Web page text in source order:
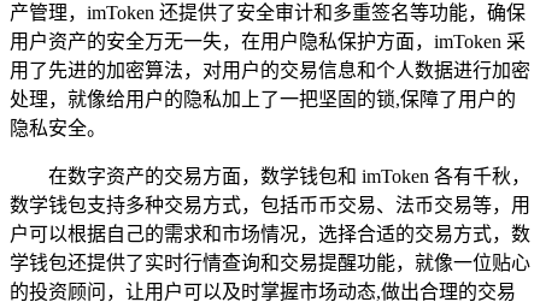
产管理，imToken 还提供了安全审计和多重签名等功能，确保
用户资产的安全万无一失，在用户隐私保护方面，imToken 采
用了先进的加密算法，对用户的交易信息和个人数据进行加密
处理，就像给用户的隐私加上了一把坚固的锁,保障了用户的
隐私安全。
在数字资产的交易方面，数学钱包和 imToken 各有千秋，
数学钱包支持多种交易方式，包括币币交易、法币交易等，用
户可以根据自己的需求和市场情况，选择合适的交易方式，数
学钱包还提供了实时行情查询和交易提醒功能，就像一位贴心
的投资顾问，让用户可以及时掌握市场动态,做出合理的交易